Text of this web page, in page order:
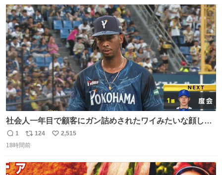
数
社会人一年目で顧客にガン詰めされたワイみたいな顔して
る
返
信
1
リ
ポ
ト
124
い
数
2,515
18時間前